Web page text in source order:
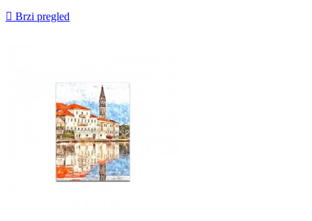
 Brzi pregled